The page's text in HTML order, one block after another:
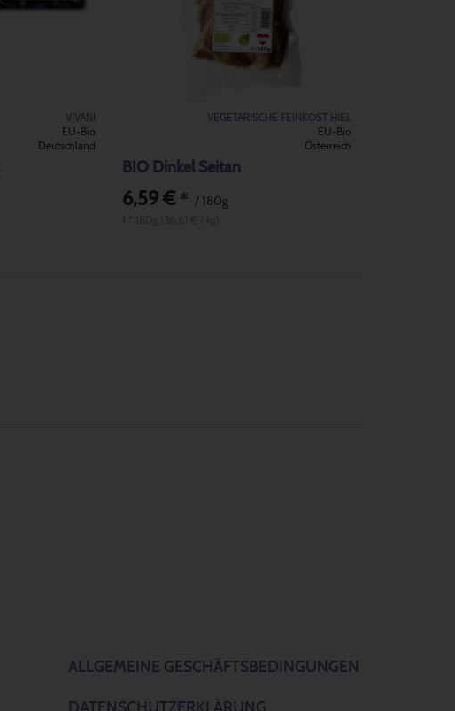
VIVANI
EU-Bio
Deutschland
VEGETARISCHE FEINKOST HIEL
EU-Bio
Österreich
BIO Dinkel Seitan
6,59 € * / 180g
ALLGEMEINE GESCHÄFTSBEDINGUNGEN